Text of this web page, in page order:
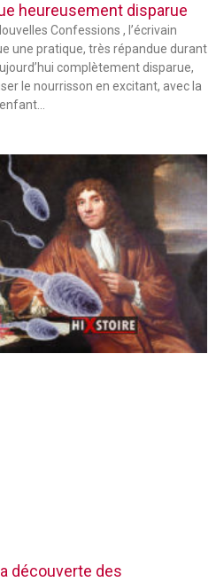
heureusement disparue
Confessions , l’écrivain
une pratique, très répandue durant
complètement disparue,
le nourrisson en excitant, avec la
découverte des